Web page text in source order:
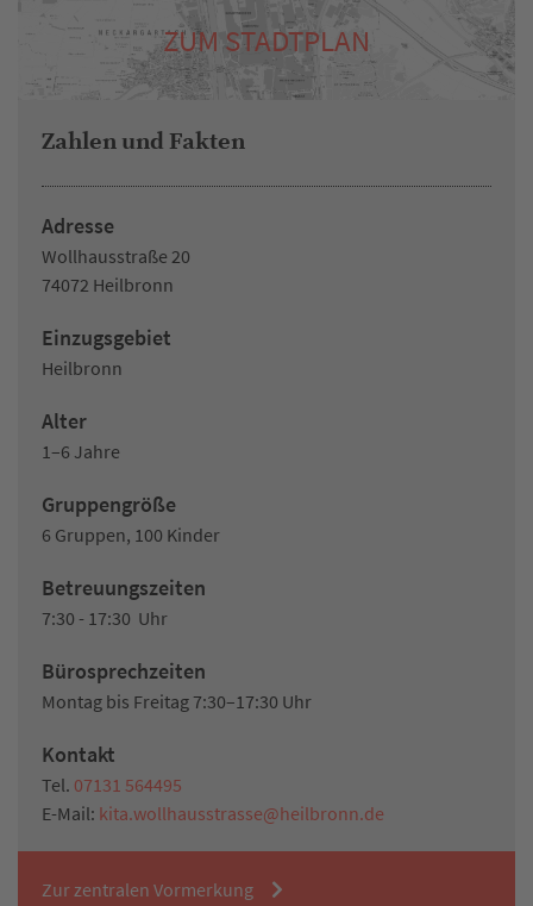
ZUM STADTPLAN
Zahlen und Fakten
Adresse
Wollhausstraße 20
74072 Heilbronn
Einzugsgebiet
Heilbronn
Alter
1–6 Jahre
Gruppengröße
6 Gruppen, 100 Kinder
Betreuungszeiten
7:30 - 17:30 Uhr
Bürosprechzeiten
Montag bis Freitag 7:30–17:30 Uhr
Kontakt
Tel. 07131 564495
E-Mail: kita.wollhausstrasse@heilbronn.de
Zur zentralen Vormerkung